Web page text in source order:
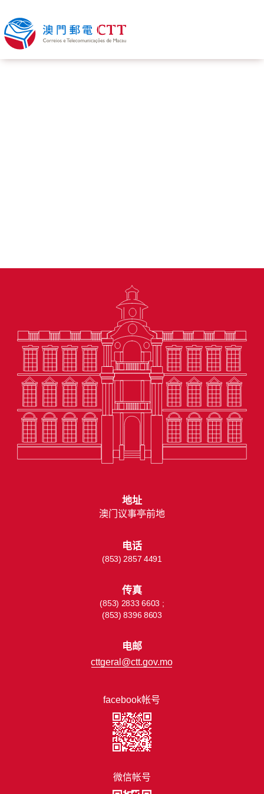
facebook帐号
微信帐号
地址
澳门议事亭前地
电话
(853) 2857 4491
传真
(853) 2833 6603 ;
(853) 8396 8603
电邮
cttgeral@ctt.gov.mo